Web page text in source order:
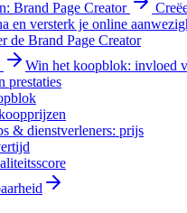
Brand Page Creator
en versterk je online
de Brand Page Creator
Win het koopblok: invloed
prestaties
& dienstverleners: prijs